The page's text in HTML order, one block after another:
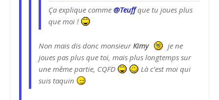
Ça explique comme @Teuffque tu joues plus
que moi !
Non mais dis donc monsieurKimy
je ne
joues pas plus que toi, mais plus longtemps sur
une même partie, CQFD
Là c’est moi qui
suis taquin